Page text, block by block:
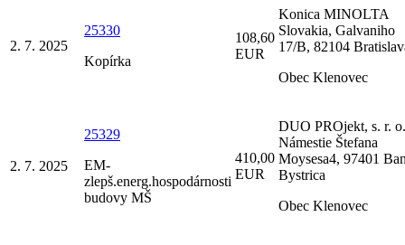
2. 7. 2025
25330
Kopírka
108,60
EUR
Konica MINOLTA
Slovakia, Galvaniho
17/B, 82104
Obec Klenovec
2. 7. 2025
25329
EM-
zlepš.energ.hospodárnosti
budovy MŠ
410,00
EUR
DUO PROjekt, s. r.
Námestie Štefana
Moysesa4, 97401
Bystrica
Obec Klenovec